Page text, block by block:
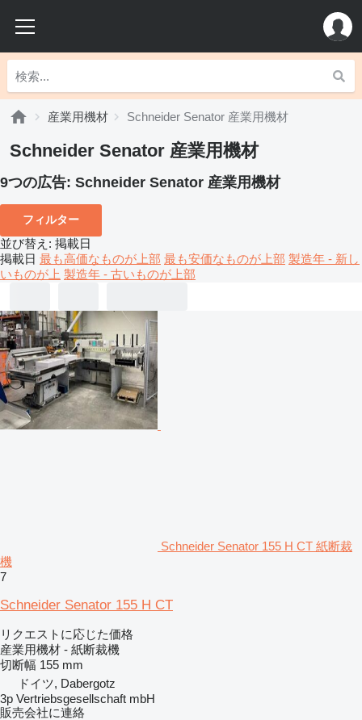
産業用機材 Schneider Senator 産業用機材
Schneider Senator 産業用機材
9つの広告: Schneider Senator 産業用機材
フィルター
並び替え : 掲載日
掲載日 最も高価なものが上部 最も安価なものが上部 製造年 - 新し
いものが上 製造年 - 古いものが上部
Schneider Senator 155 H CT 紙断裁
機
7
Schneider Senator 155 H CT
リクエストに応じた価格
産業用機材 - 紙断裁機
切断幅 155 mm
ドイツ, Dabergotz
3p Vertriebsgesellschaft mbH
販売会社に連絡